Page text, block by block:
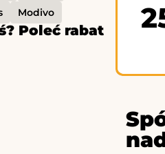
Modivo
Poleć rabat